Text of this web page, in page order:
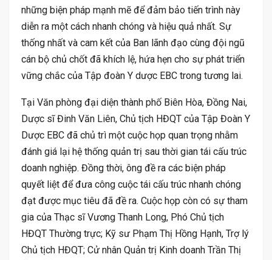
những biện pháp mạnh mẽ để đảm bảo tiến trình này
diễn ra một cách nhanh chóng và hiệu quả nhất. Sự
thống nhất và cam kết của Ban lãnh đạo cùng đội ngũ
cán bộ chủ chốt đã khích lệ, hứa hẹn cho sự phát triển
vững chắc của Tập đoàn Y dược EBC trong tương lai.
Tại Văn phòng đại diện thành phố Biên Hòa, Đồng Nai,
Dược sĩ Đinh Văn Liên, Chủ tịch HĐQT của Tập Đoàn Y
Dược EBC đã chủ trì một cuộc họp quan trọng nhằm
đánh giá lại hệ thống quản trị sau thời gian tái cấu trúc
doanh nghiệp. Đồng thời, ông đề ra các biện pháp
quyết liệt để đưa công cuộc tái cấu trúc nhanh chóng
đạt được mục tiêu đã đề ra. Cuộc họp còn có sự tham
gia của Thạc sĩ Vương Thanh Long, Phó Chủ tịch
HĐQT Thường trực; Kỹ sư Phạm Thị Hồng Hạnh, Trợ lý
Chủ tịch HĐQT; Cử nhân Quản trị Kinh doanh Trần Thị